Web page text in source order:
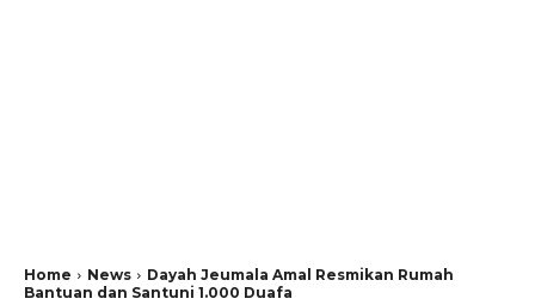
Home News
Dayah Jeumala Amal Resmikan Rumah
Bantuan dan Santuni 1.000 Duafa